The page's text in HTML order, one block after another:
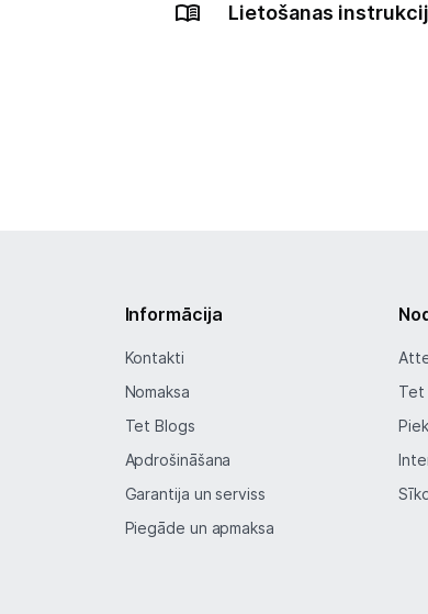
Lietošanas
Informācija
Kontakti
Nomaksa
Tet Blogs
Apdrošināšana
Garantija un serviss
Piegāde un apmaksa
Tet